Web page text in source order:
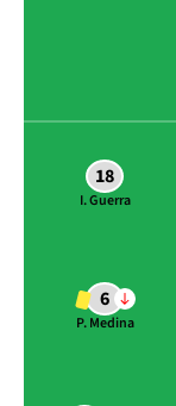
6
P. Medina
18
I. Guerra